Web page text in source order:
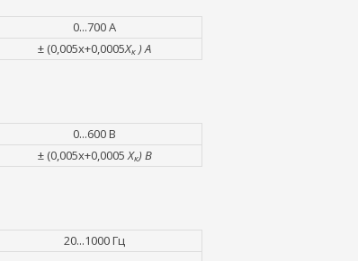
0...700 А
± (0,005x+0,0005Xк ) А
0...600 В
± (0,005x+0,0005Xк) В
20...1000 Гц